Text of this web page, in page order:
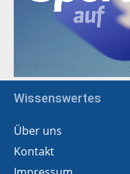
Wissenswertes
Über uns
Kontakt